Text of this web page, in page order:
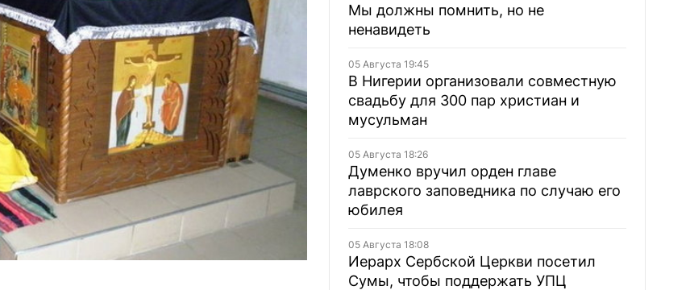
Мы должны помнить, но не
ненавидеть
05 Августа 19:45
В Нигерии организовали совместную
свадьбу для 300 пар христиан и
мусульман
05 Августа 18:26
Думенко вручил орден главе
лаврского заповедника по случаю его
юбилея
05 Августа 18:08
Иерарх Сербской Церкви посетил
Сумы, чтобы поддержать УПЦ